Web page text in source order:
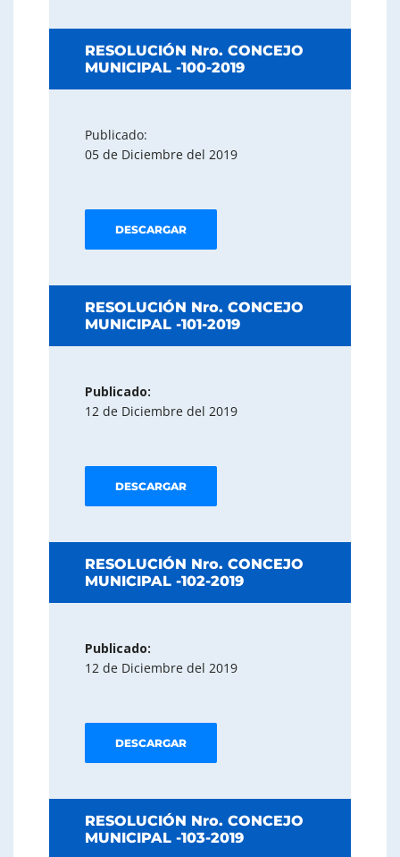
RESOLUCIÓN Nro. CONCEJO
MUNICIPAL -100-2019
Publicado:
05 de Diciembre del 2019
DESCARGAR
RESOLUCIÓN Nro. CONCEJO
MUNICIPAL -101-2019
Publicado:
12 de Diciembre del 2019
DESCARGAR
RESOLUCIÓN Nro. CONCEJO
MUNICIPAL -102-2019
Publicado:
12 de Diciembre del 2019
DESCARGAR
RESOLUCIÓN Nro. CONCEJO
MUNICIPAL -103-2019